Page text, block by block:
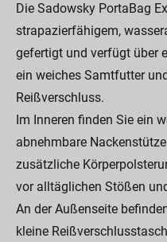
Die Sadowsky PortaBag
strapazierfähigem,
gefertigt und verfügt über
ein weiches Samtfutter
Reißverschluss.
Im Inneren finden Sie ein
abnehmbare
zusätzliche
vor alltäglichen Stößen
An der Außenseite
kleine